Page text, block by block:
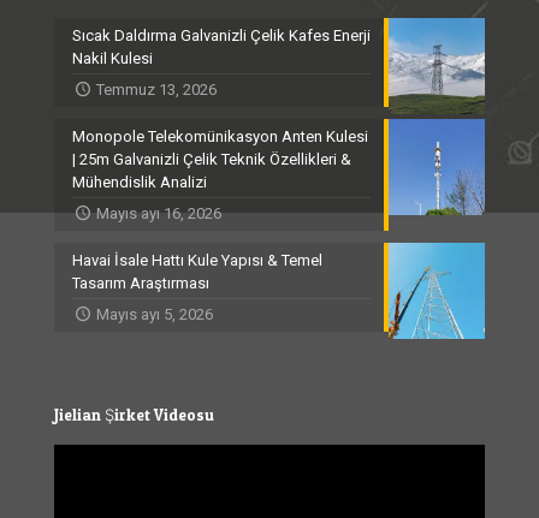
Sıcak Daldırma Galvanizli Çelik Kafes Enerji
Nakil Kulesi
Temmuz 13, 2026
Monopole Telekomünikasyon Anten Kulesi
| 25m Galvanizli Çelik Teknik Özellikleri &
Mühendislik Analizi
Mayıs ayı 16, 2026
Havai İsale Hattı Kule Yapısı & Temel
Tasarım Araştırması
Mayıs ayı 5, 2026
Jielian Şirket Videosu